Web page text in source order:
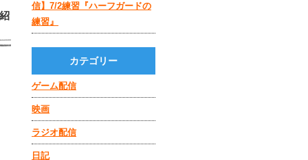
信】7/2練習『ハーフガードの
練習』
カテゴリー
ゲーム配信
映画
ラジオ配信
日記